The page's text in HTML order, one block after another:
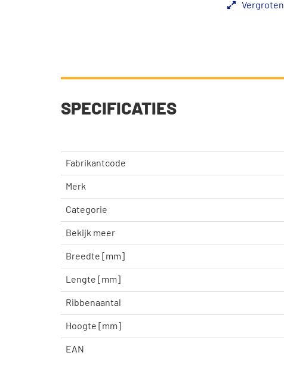
Vergroten
SPECIFICATIES
Fabrikantcode
Merk
Categorie
Bekijk meer
Breedte [mm]
Lengte [mm]
Ribbenaantal
Hoogte [mm]
EAN